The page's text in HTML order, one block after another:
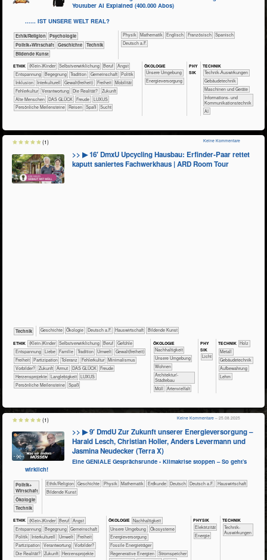
Youtuber AI Explained (400.000 Abos)
...... IST UNSERE WELT REAL?
​​​​​​​​​​Ethik/​Religion
​​​​​​​​​​Psychologie
​​​​​​​​​Politik+​Wirtschaft
​​​​​​​​Geschichte
​Technik
Bildende Kunst
​​​​​​​Physik ​​​​​​Mathematik ​​​​Englisch ​​​​Französisch
​​​​Spanisch
​​​Deutsch a.F.
ETHIK (Klein-)Kinder ​​​​​​​​​​​​​​​​​​​​​​​​​​​​​​​​​​​​​​​​Selbst­verwirklichung ​​​​​​​​​​​​​​​Beruf
​​​​​​​​​​​​​Angst
​​​​​​​​​​​​​Entspannung
​​​​​​​​​​​​Begegnung ​​​​​​​​​​​Tradition ​​​​​​​​​​Gemeinschaft
​​​​​​​​​Politik
​​​​​​​​Inklusion
​​​​​​​​Interkulturell ​​​​Gewalt(freiheit) ​​​Freiheit
​​​Mobilität
​​Fehlerkultur
​​Verantwortung ​Die Realität?
​Zukunft
Alte Menschen
DAS GLÜCK Freude
LUXUS
Persönliche Meilensteine
Reisen Spaß Sucht
ÖKO​LOGIE
​​​​​​​​​​​​​Unsere Umgebung
​​​Energieversorgung
PHY​
SIK
TECH​NIK
​​​​​​Technik-Auswirkungen
​​​​​Gebäudetechnik
​​​​Maschinen und Geräte
​​​Informations- und
Kommunikationstechnik
​​AI
>> ▶ 16′ DmxU Upcycling Hausbau: Erfinder-Paar rettet
kaputt saniertes Fachwerkhaus | ARD Room Tour
​Technik ​​​​​​​​Geschichte ​​​​​​​​Ökologie ​​​Deutsch a.F. ​Haus­wirtschaft Bildende Kunst
ETHIK (Klein-)Kinder ​​​​​​​​​​​​​​​​​​​​​​​​​​​​​​​​​​​​​​​​Selbst­verwirklichung ​​​​​​​​​​​​​​​Beruf
​​​​​​​​​​​​​​​Gefühle
​​​​​​​​​​​​​Entspannung
​​​​​​​​​​​​Liebe ​​​​​​​​​​​Familie ​​​​​​​​​​​Tradition ​​​​​Umwelt
​​​​Gewalt(freiheit)
​​​Freiheit
​​​Partizipation ​​​Toleranz ​​Fehlerkultur
​​Minimalismus
​​Vorbilder?
​Zukunft Armut DAS GLÜCK
Freude
Herzensprojekte
Langlebigkeit
LUXUS
Persönliche Meilensteine
Spaß
ÖKO​LOGIE
​​​​​​​​​​​​​​​Nachhaltigkeit
​​​​​​​​​​​​​Unsere Umgebung
​​​​Wohnen
​​​Architektur/­
Städtebau
​Müll
Artenvielfalt
PHY​
SIK
​​​​​Licht
TECH​NIK ​​​​​​​​Holz
​​​​​​​​Metall
​​​​​Gebäudetechnik
Aufbewahrung
Lehm
Keine Kommentare
(1)
>> ▶ 9′ DmdU Zur Zukunft unserer Energieversorgung –
Harald Lesch, Christian Holler, Anders Levermann und
Jasmina Neudecker (Terra X)
Eine GENIALE Gesprächsrunde - Klimakrise stoppen – So geht's
wirklich!
​​​​​​​​​Politik+​
Wirtschaft
​​​​​​​Ökologie
​Technik
​​​​​​​​​​Ethik/​Religion ​​​​​​​​Geschichte ​​​​​​​Physik ​​​​​​Mathematik ​​​​​Erdkunde ​​​​Deutsch ​​​Deutsch a.F.
​Haus­wirtschaft
Bildende Kunst
ETHIK (Klein-)Kinder ​​​​​​​​​​​​​​​Beruf
​​​​​​​​​​​​​Angst
​​​​​​​​​​​​​Entspannung
​​​​​​​​​​​​Begegnung
​​​​​​​​​​Gemeinschaft
​​​​​​​​​Politik
​​​​​​​​Interkulturell ​​​​​Umwelt
​​​Freiheit
​​​Partizipation
​​Verantwortung
​​Vorbilder?
​Die Realität?
​Zukunft Herzensprojekte
ÖKO​LOGIE ​​​​​​​​​​​​​​​Nachhaltigkeit
​​​​​​​​​​​​​Unsere Umgebung
​​​​​​​​​​​Ökosysteme
​​​Energieversorgung
​​​Fossile Energieträger
​​​Regenerative Energien
​​​Stromspeicher
PHY​SIK
​​​Elektrizität
​​Energie
TECH​NIK
​​​​​​Technik-
Auswirkungen
Keine Kommentare – 25.08.2025
(1)